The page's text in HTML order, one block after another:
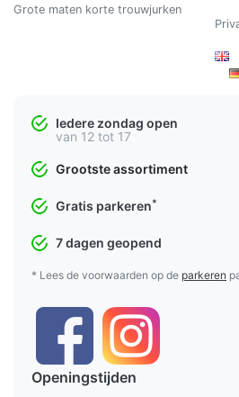
Grote maten korte trouwjurken
Iedere zondag open
van 12 tot 17
Grootste assortiment
Gratis parkeren*
7 dagen geopend
* Lees de voorwaarden op de parkeren
Openingstijden